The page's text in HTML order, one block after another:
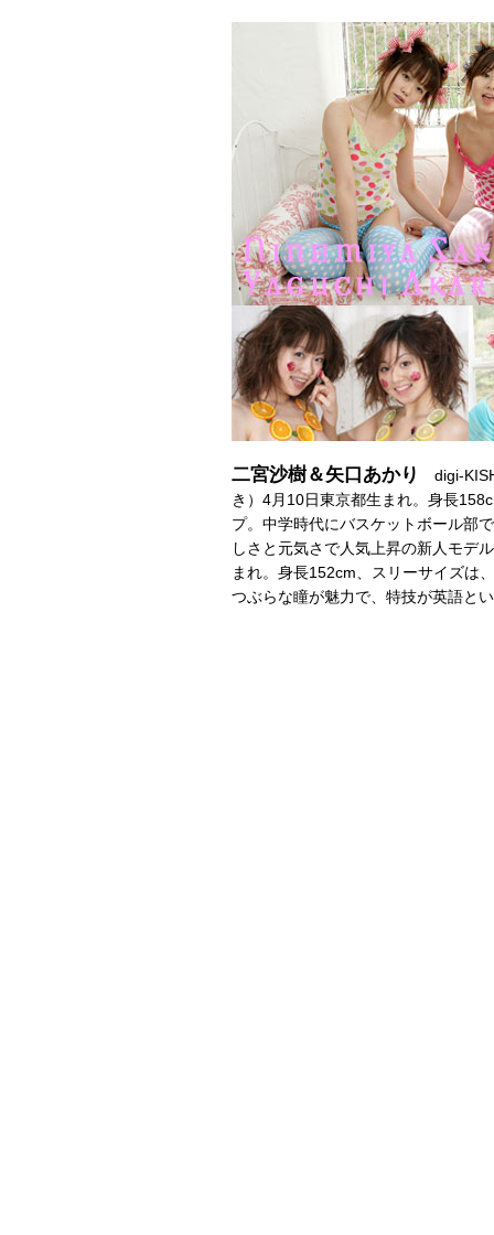
二宮沙樹＆矢口あかり
digi-
き）4月10日東京都生まれ。身長
プ。中学時代にバスケットボール部
しさと元気さで人気上昇の新人モデ
まれ。身長152cm、スリーサイズは
つぶらな瞳が魅力で、特技が英語と